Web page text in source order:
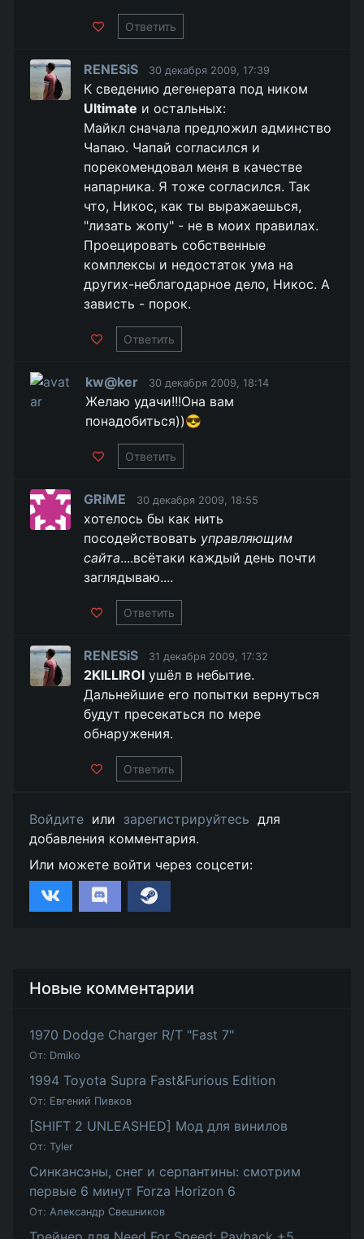
Ответить
RENESiS 30 декабря 2009, 17:39
К сведению дегенерата под ником
Ultimate и остальных:
Майкл сначала предложил админство
Чапаю. Чапай согласился и
порекомендовал меня в качестве
напарника. Я тоже согласился. Так
что, Никос, как ты выражаешься,
"лизать жопу" - не в моих правилах.
Проецировать собственные
комплексы и недостаток ума на
других-неблагодарное дело, Никос. А
зависть - порок.
Ответить
kw@ker 30 декабря 2009, 18:14
Желаю удачи!!!Она вам
понадобиться))😎
Ответить
GRiME 30 декабря 2009, 18:55
хотелось бы как нить
посодействовать управляющим
сайта....всётаки каждый день почти
заглядываю....
Ответить
RENESiS 31 декабря 2009, 17:32
2KILLIROI ушёл в небытие.
Дальнейшие его попытки вернуться
будут пресекаться по мере
обнаружения.
Ответить
Войдите или зарегистрируйтесь для
добавления комментария.
Или можете войти через соцсети:
Новые комментарии
1970 Dodge Charger R/T "Fast 7"
От: Dmiko
1994 Toyota Supra Fast&Furious Edition
От: Евгений Пивков
[SHIFT 2 UNLEASHED] Мод для винилов
От: Tyler
Синкансэны, снег и серпантины: смотрим
первые 6 минут Forza Horizon 6
От: Александр Свешников